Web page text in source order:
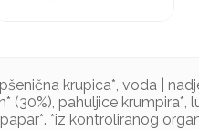
krupica*, voda |
(30%), pahuljice krumpira*,
*iz kontroliranog